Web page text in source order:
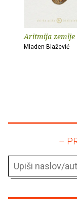
Aritmija zemlje
Mladen Blažević
–